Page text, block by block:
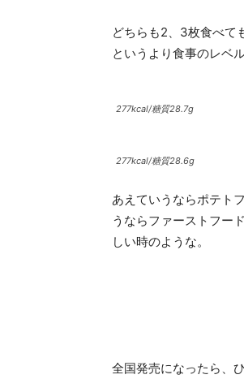
どちらも2、3枚食べて
というより食事のレベル
277kcal/糖質28.7g
277kcal/糖質28.6g
あえていうならポテト
うならファーストフー
しい時のような。
全国発売になったら、